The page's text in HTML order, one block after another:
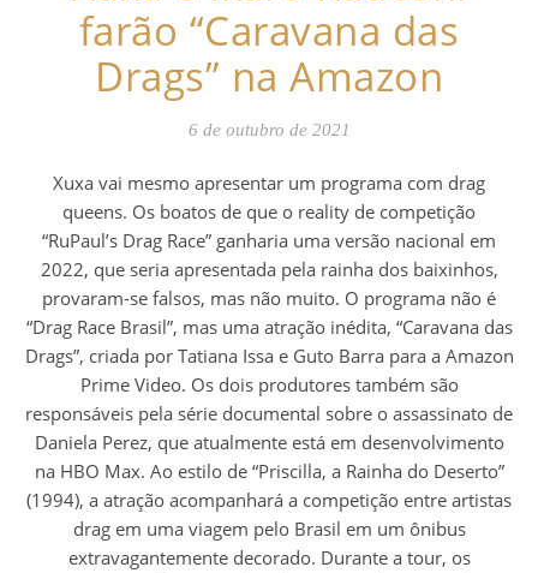
farão “Caravana das
Drags” na Amazon
6 de outubro de 2021
Xuxa vai mesmo apresentar um programa com drag
queens. Os boatos de que o reality de competição
“RuPaul’s Drag Race” ganharia uma versão nacional em
2022, que seria apresentada pela rainha dos baixinhos,
provaram-se falsos, mas não muito. O programa não é
“Drag Race Brasil”, mas uma atração inédita, “Caravana das
Drags”, criada por Tatiana Issa e Guto Barra para a Amazon
Prime Video. Os dois produtores também são
responsáveis pela série documental sobre o assassinato de
Daniela Perez, que atualmente está em desenvolvimento
na HBO Max. Ao estilo de “Priscilla, a Rainha do Deserto”
(1994), a atração acompanhará a competição entre artistas
drag em uma viagem pelo Brasil em um ônibus
extravagantemente decorado. Durante a tour, os